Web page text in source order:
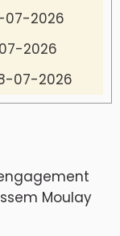
07-2026
2026
07-2026
Moulay